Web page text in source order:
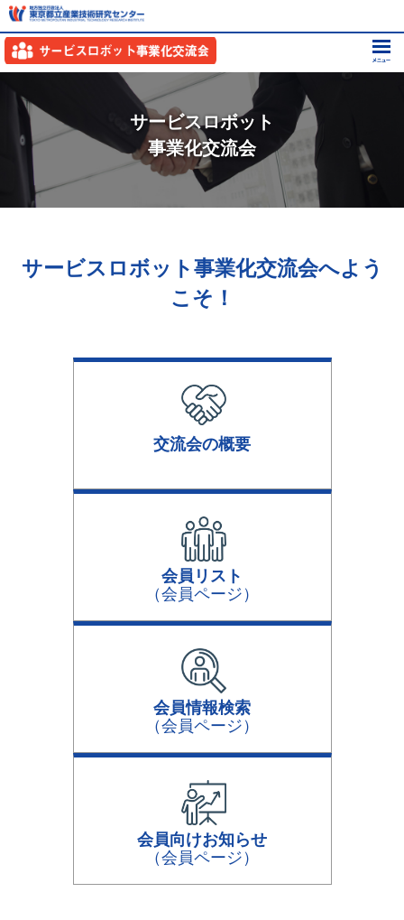
サービスロボット
事業化交流会
サービスロボット事業化交流会へよう
こそ！
交流会の概要
会員リスト
（会員ページ）
会員情報検索
（会員ページ）
会員向けお知らせ
（会員ページ）